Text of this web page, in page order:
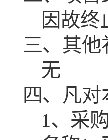
因故终
三、其他
无
四、凡
1、采